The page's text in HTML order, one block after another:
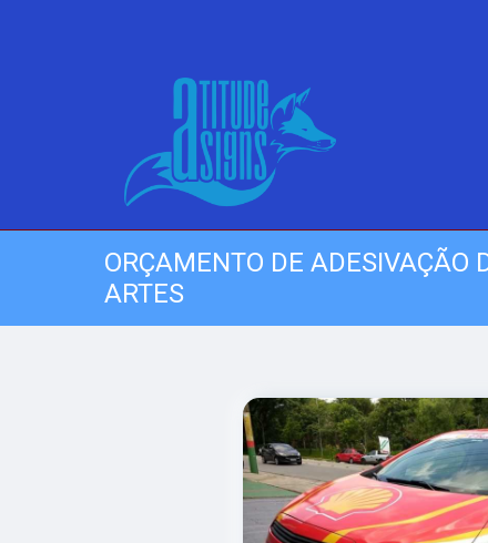
ORÇAMENTO DE ADESIVAÇÃO
ARTES